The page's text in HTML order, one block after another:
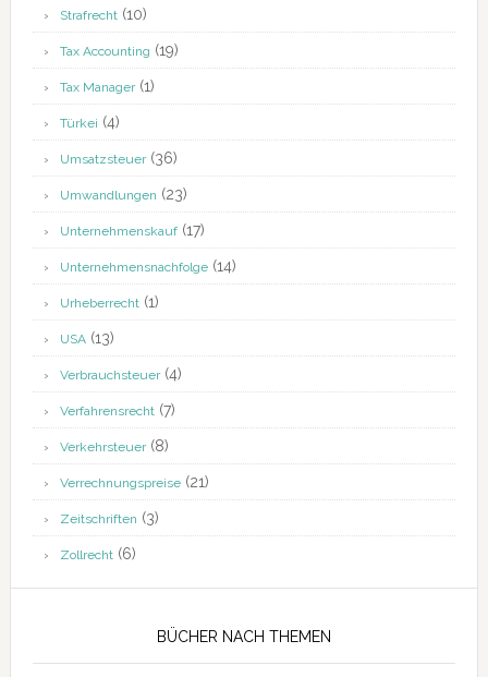
Strafrecht(10)
Tax Accounting (19)
Tax Manager(1)
Türkei (4)
Umsatzsteuer(36)
Umwandlungen (23)
Unternehmenskauf(17)
Unternehmensnachfolge(14)
Urheberrecht(1)
USA(13)
Verbrauchsteuer(4)
Verfahrensrecht(7)
Verkehrsteuer(8)
Verrechnungspreise(21)
Zeitschriften (3)
Zollrecht(6)
BÜCHER NACH THEMEN